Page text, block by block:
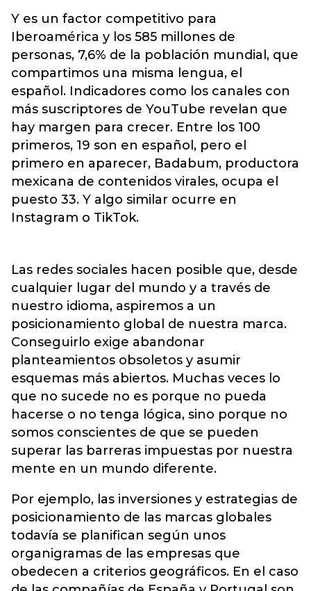
Y es un factor competitivo para
Iberoamérica y los 585 millones de
personas, 7,6% de la población mundial, que
compartimos una misma lengua, el
español. Indicadores como los canales con
más suscriptores de YouTube revelan que
hay margen para crecer. Entre los 100
primeros, 19 son en español, pero el
primero en aparecer, Badabum, productora
mexicana de contenidos virales, ocupa el
puesto 33. Y algo similar ocurre en
Instagram o TikTok.
Las redes sociales hacen posible que, desde
cualquier lugar del mundo y a través de
nuestro idioma, aspiremos a un
posicionamiento global de nuestra marca.
Conseguirlo exige abandonar
planteamientos obsoletos y asumir
esquemas más abiertos. Muchas veces lo
que no sucede no es porque no pueda
hacerse o no tenga lógica, sino porque no
somos conscientes de que se pueden
superar las barreras impuestas por nuestra
mente en un mundo diferente.
Por ejemplo, las inversiones y estrategias de
posicionamiento de las marcas globales
todavía se planifican según unos
organigramas de las empresas que
obedecen a criterios geográficos. En el caso